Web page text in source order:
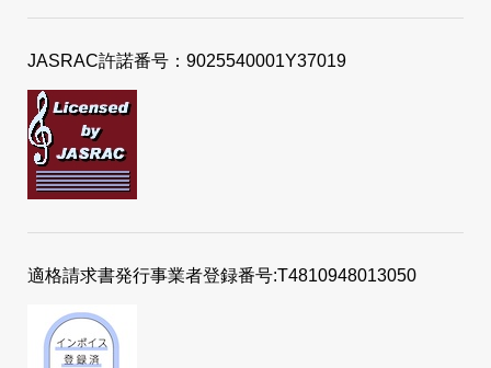
JASRAC許諾番号：9025540001Y37019
適格請求書発行事業者登録番号:T4810948013050